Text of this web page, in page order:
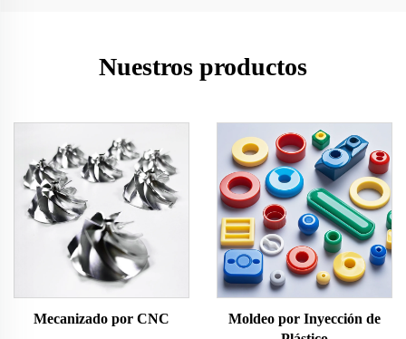
Nuestros productos
Mecanizado por CNC
Moldeo por Inyección de